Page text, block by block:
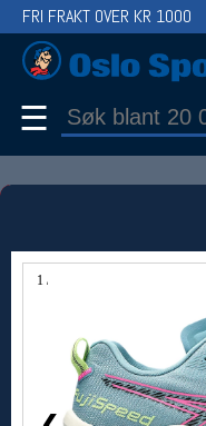
1 / 11
FRI FRAKT OVER KR 1000
☰
Bruk